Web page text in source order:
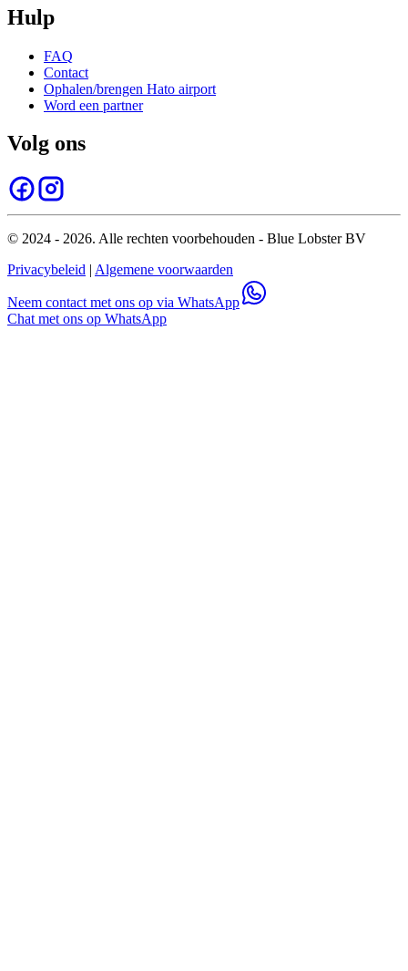
Hulp
FAQ
Contact
Ophalen/brengen Hato airport
Word een partner
Volg ons
© 2024 - 2026. Alle rechten voorbehouden - Blue Lobster BV
Privacybeleid | Algemene voorwaarden
Neem contact met ons op via WhatsApp
Chat met ons op WhatsApp